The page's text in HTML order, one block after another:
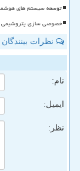
توسعه سیستم های هوشمند در منطقه 8 عملیات
خصوصی سازی پتروشیمی
نظرات
نام:
ایمیل:
نظر: